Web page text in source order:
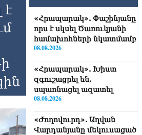
է
«Հրապարակ». Փաշինյանը
որս է սկսել Ծառուկյանի
համախոհների նկատմամբ
08.08.2026
«Հրապարակ». Խիստ
զգուշացրել են,
սպառնացել ազատել
08.08.2026
«Ժողովուրդ». Աղվան
Վարդանյանը մեկուսացած